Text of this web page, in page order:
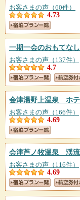
お客さまの声（60件）
4.73
一期一会のおもて
お客さまの声（137件）
4.7
会津湯野上温泉 ホ
お客さまの声（166件）
4.69
会津芦ノ牧温泉 渓
お客さまの声（116件）
4.69